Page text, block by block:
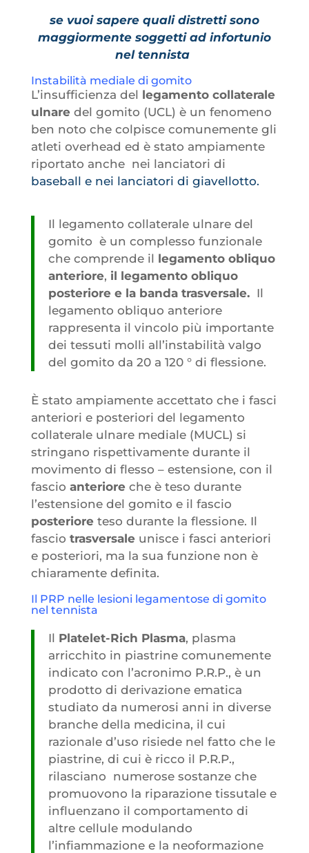
se vuoi sapere quali distretti sono
maggiormente soggetti ad infortunio
nel tennista
Instabilità mediale di gomito
L’insufficienza del legamento collaterale
ulnaredel gomito (UCL) è un fenomeno
ben noto che colpisce comunemente gli
atleti overhead ed è stato ampiamente
riportato anche nei lanciatori di
baseball e nei lanciatori di giavellotto.
Il legamento collaterale ulnare del
gomito è un complesso funzionale
che comprende il legamento obliquo
anteriore, il legamento obliquo
posteriore e la banda trasversale.Il
legamento obliquo anteriore
rappresenta il vincolo più importante
dei tessuti molli all’instabilità valgo
del gomito da 20 a 120 ° di flessione.
È stato ampiamente accettato che i fasci
anteriori e posteriori del legamento
collaterale ulnare mediale (MUCL) si
stringano rispettivamente durante il
movimento di flesso – estensione, con il
fascio anterioreche è teso durante
l’estensione del gomito e il fascio
posterioreteso durante la flessione. Il
fascio trasversaleunisce i fasci anteriori
e posteriori, ma la sua funzione non è
chiaramente definita.
Il PRP nelle lesioni legamentose di gomito
nel tennista
Il Platelet-Rich Plasma, plasma
arricchito in piastrine comunemente
indicato con l’acronimo P.R.P., è un
prodotto di derivazione ematica
studiato da numerosi anni in diverse
branche della medicina, il cui
razionale d’uso risiede nel fatto che le
piastrine, di cui è ricco il P.R.P.,
rilasciano numerose sostanze che
promuovono la riparazione tissutale e
influenzano il comportamento di
altre cellule modulando
l’infiammazione e la neoformazione